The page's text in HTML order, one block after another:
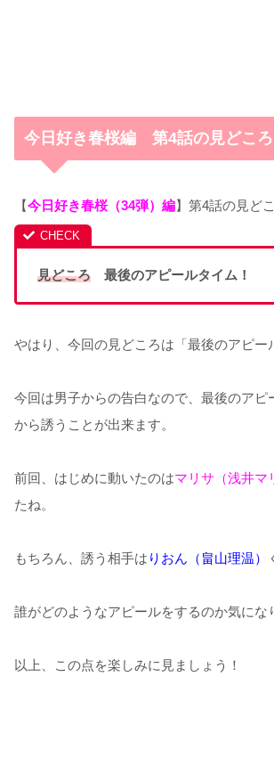
今日好き春桜編 第4話の見どころ
【今日好き春桜（34弾）編】第4話の見ど
見どころ最後のアピールタイム！
やはり、今回の見どころは「最後のアピー
今回は男子からの告白なので、最後のアピ
から誘うことが出来ます。
前回、はじめに動いたのはマリサ（浅井マ
たね。
もちろん、誘う相手は りおん（畠山理温）
誰がどのようなアピールをするのか気にな
以上、この点を楽しみに見ましょう！